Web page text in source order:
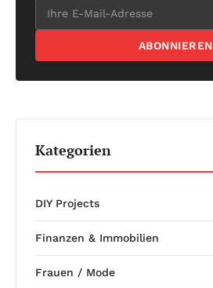
ABONNIEREN
Kategorien
DIY Projects
Finanzen & Immobilien
Frauen / Mode